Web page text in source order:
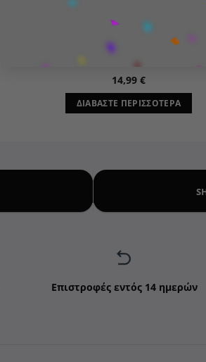
Funko POP! Football: Barcelona-
14,99 €
ΔΙΑΒΆΣΤΕ ΠΕΡΙΣΣΌΤΕΡΑ
Επιστροφές εντός 14 ημερών